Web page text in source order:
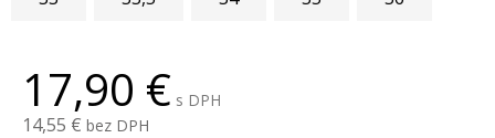
17,90 s DPH
14,55 bez DPH